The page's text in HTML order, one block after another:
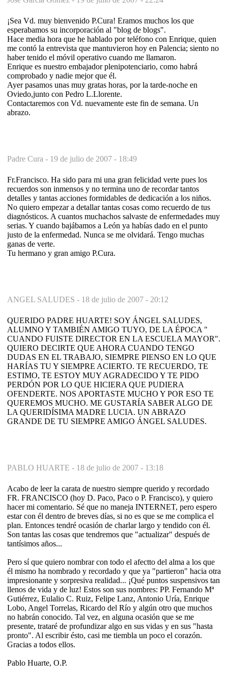
¡Sea Vd. muy bienvenido P.Cura! Eramos muchos los que
esperabamos su incorporación al "blog de blogs".
Hace media hora que he hablado por teléfono con Enrique, quien
me contó la entrevista que mantuvieron hoy en Palencia; siento no
haber tenido el móvil operativo cuando me llamaron.
Enrique es nuestro embajador plenipotenciario, como habrá
comprobado y nadie mejor que él.
Ayer pasamos unas muy gratas horas, por la tarde-noche en
Oviedo,junto con Pedro L.Llorente.
Contactaremos con Vd. nuevamente este fin de semana. Un
abrazo.
Padre Cura - 19 de julio de 2007 - 18:49
Fr.Francisco. Ha sido para mi una gran felicidad verte pues los
recuerdos son inmensos y no termina uno de recordar tantos
detalles y tantas acciones formidables de dedicación a los niños.
No quiero empezar a detallar tantas cosas como recuerdo de tus
diagnósticos. A cuantos muchachos salvaste de enfermedades muy
serias. Y cuando bajábamos a León ya habías dado en el punto
justo de la enfermedad. Nunca se me olvidará. Tengo muchas
ganas de verte.
Tu hermano y gran amigo P.Cura.
ANGEL SALUDES - 18 de julio de 2007 - 20:12
QUERIDO PADRE HUARTE! SOY ÁNGEL SALUDES,
ALUMNO Y TAMBIÉN AMIGO TUYO, DE LA ÉPOCA "
CUANDO FUISTE DIRECTOR EN LA ESCUELA MAYOR".
QUIERO DECIRTE QUE AHORA CUANDO TENGO
DUDAS EN EL TRABAJO, SIEMPRE PIENSO EN LO QUE
HARÍAS TU Y SIEMPRE ACIERTO. TE RECUERDO, TE
ESTIMO, TE ESTOY MUY AGRADECIDO Y TE PIDO
PERDÓN POR LO QUE HICIERA QUE PUDIERA
OFENDERTE. NOS APORTASTE MUCHO Y POR ESO TE
QUEREMOS MUCHO. ME GUSTARÍA SABER ALGO DE
LA QUERIDÍSIMA MADRE LUCIA. UN ABRAZO
GRANDE DE TU SIEMPRE AMIGO ÁNGEL SALUDES.
PABLO HUARTE - 18 de julio de 2007 - 13:18
Acabo de leer la carata de nuestro siempre querido y recordado
FR. FRANCISCO (hoy D. Paco, Paco o P. Francisco), y quiero
hacer mi comentario. Sé que no maneja INTERNET, pero espero
estar con él dentro de breves días, si no es que se me complica el
plan. Entonces tendré ocasión de charlar largo y tendido con él.
Son tantas las cosas que tendremos que "actualizar" después de
tantísimos años...
Pero sí que quiero nombrar con todo el afectto del alma a los que
él mismo ha nombrado y recordado y que ya "partieron" hacia otra
impresionante y sorpresiva realidad... ¡Qué puntos suspensivos tan
llenos de vida y de luz! Estos son sus nombres: PP. Fernando Mª
Gutiérrez, Eulalio C. Ruiz, Felipe Lanz, Antonio Uría, Enrique
Lobo, Angel Torrelas, Ricardo del Río y algún otro que muchos
no habrán conocido. Tal vez, en alguna ocasión que se me
presente, trataré de profundizar algo en sus vidas y en sus "hasta
pronto". Al escribir ésto, casi me tiembla un poco el corazón.
Gracias a todos ellos.
Pablo Huarte, O.P.